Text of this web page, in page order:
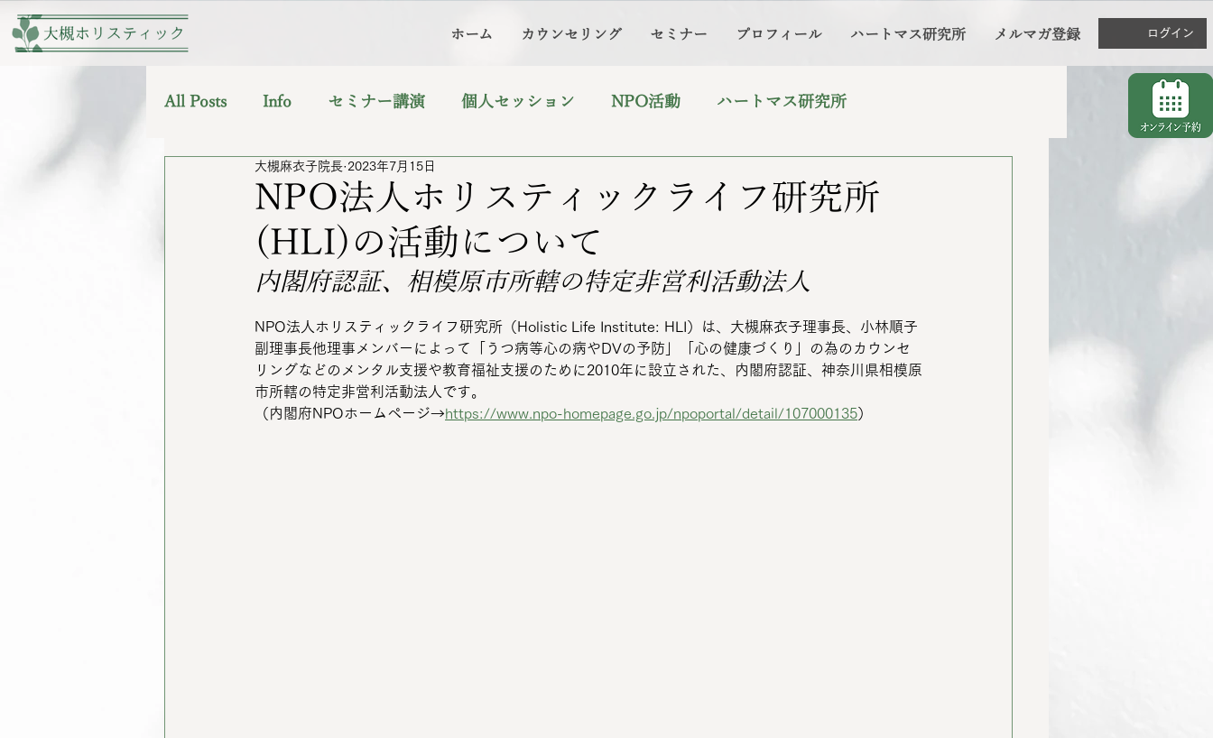
ホーム カウンセリング セミナー プロフィール ハートマス研究所 メルマガ登録 ログイン
All Posts Info セミナー講演 個人セッション NPO活動 ハートマス研究所
NPO法人ホリスティックライフ研究所
(HLI)の活動について
大槻麻衣子院長 2023年7月15日
内閣府認証、相模原市所轄の特定非営利活動法人
NPO法人ホリスティックライフ研究所（Holistic Life Institute: HLI）は、大槻麻衣子理事長、小林順子
副理事長他理事メンバーによって「うつ病等心の病やDVの予防」「心の健康づくり」の為のカウンセ
リングなどのメンタル支援や教育福祉支援のために2010年に設立された、内閣府認証、神奈川県相模原
市所轄の特定非営利活動法人です。
（内閣府NPOホームページ→https://www.npo-homepage.go.jp/npoportal/detail/107000135）